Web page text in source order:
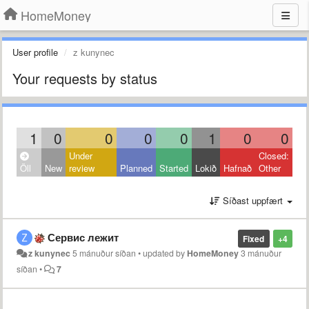
HomeMoney
User profile z kunynec
Your requests by status
1 0 0 0 0 1 0 0
Öll New
Under
review
Planned Started Lokið Hafnað
Closed:
Other
Síðast uppfært
+4
Fixed
Сервис лежит
z kunynec5 mánuður síðan •updated by HomeMoney3 mánuður
síðan • 7